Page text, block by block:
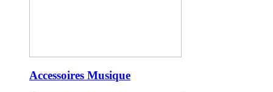
Accessoires Musique